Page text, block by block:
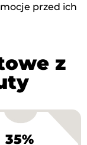
przed ich
z
35%